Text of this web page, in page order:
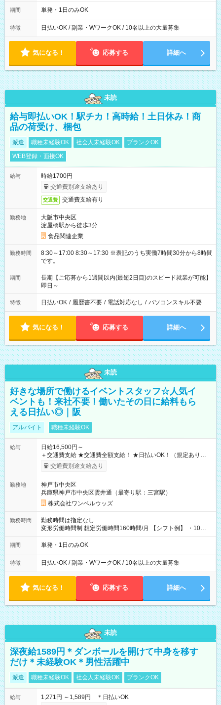
期間 単発・1日のみOK
特徴 日払いOK / 副業・WワークOK / 10名以上の大量募集
気になる！ 応募する 詳細へ
未読
給与即払いOK！駅チカ！高時給！土日休み！商
品の荷受け、梱包
派遣 職種未経験OK 社会人未経験OK
ブランクOK
WEB登録・面接OK
給与
時給1700円
交通費別途支給あり
交通費 交通費支給有り
勤務地
大阪市中央区
淀屋橋駅から徒歩3分
食品関連企業
勤務時間
8:30～17:00 8:30～17:30 ※表記のうち実働7時間30分から8時間
です。
期間
長期【ご応募から1週間以内(最短2日目)のスピード就業が可能】
即日～
特徴 日払いOK / 履歴書不要 / 電話対応なし / パソコンスキル不要
気になる！ 応募する 詳細へ
未読
好きな場所で働けるイベントスタッフ☆人気イ
ベントも！来社不要！働いたその日に給料もら
える日払い◎｜阪
アルバイト 職種未経験OK
給与
日給16,500円～
＋交通費支給 ★交通費全額支給！ ★日払いOK！（規定あり） ┗
働いたその日に現金GET♪ お仕事後はコンビニATMから 日払
交通費別途支給あり
勤務地
神戸市中央区
兵庫県神戸市中央区雲井通（最寄り駅：三宮駅）
株式会社ワンベルウッズ
勤務時間
勤務時間は指定なし
変形労働時間制 想定労働時間160時間/月 【シフト例】 ・10：
00～20：00
期間 単発・1日のみOK
特徴 日払いOK / 副業・WワークOK / 10名以上の大量募集
気になる！ 応募する 詳細へ
未読
深夜給1589円＊ダンボールを開けて中身を移す
だけ＊未経験OK＊男性活躍中
派遣 職種未経験OK 社会人未経験OK ブランクOK
給与
1,271円 ～1,589円 ＊日払いOK